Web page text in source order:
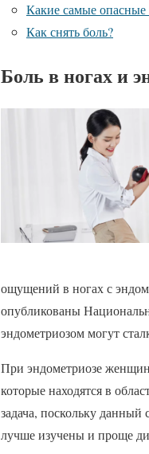
Какие самые опасные
Как снять боль?
Боль в ногах и
ощущений в ногах с
опубликованы
эндометриозом могут
При эндометриозе
которые находятся в
задача, поскольку
лучше изучены и проще